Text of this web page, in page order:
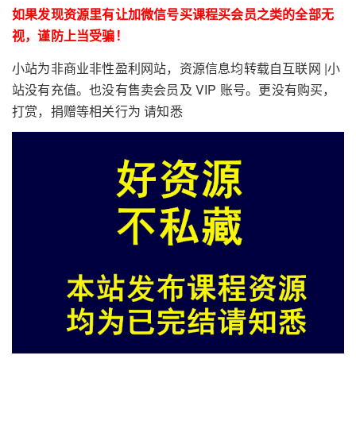
如果发现资源里有让加微信号买课程买会员之类的全部无
视，谨防上当受骗！
小站为非商业非性盈利网站，资源信息均转载自互联网 |小
站没有充值。也没有售卖会员及 VIP 账号。更没有购买，
打赏，捐赠等相关行为 请知悉